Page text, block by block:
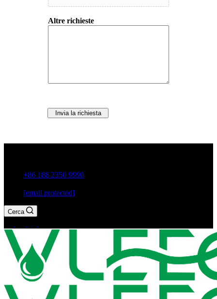
Altre richieste
Invia la richiesta
+86 188 2350 9990
[email protected]
Cerca